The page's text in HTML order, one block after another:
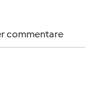
commentare